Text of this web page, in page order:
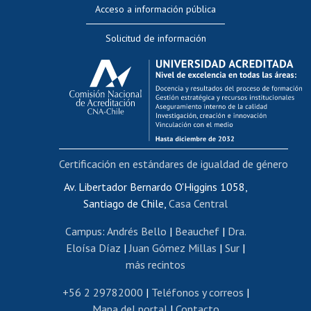
Evaluación docente
Calificación académica
Postulación al AUCAI
Funcionarias/os
Cursos internos de capacitación
Bienestar del personal
Portal de movilidad interna
Certificado de renta
Certificado de renta honorarios
Editar páginas blancas
Extranjeras/os
Revalidación y reconocimiento de títulos
Acceso a información pública
Solicitud de información
Av. Libertador Bernardo O'Higgins 1058,
Santiago de Chile, Casa Central
Campus: Andrés Bello | Beauchef| Dra.
Eloísa Díaz |Juan Gómez Millas | Sur |
más recintos
+56 2 29782000 | Teléfonos y correos |
Certificación en estándares de igualdad de género